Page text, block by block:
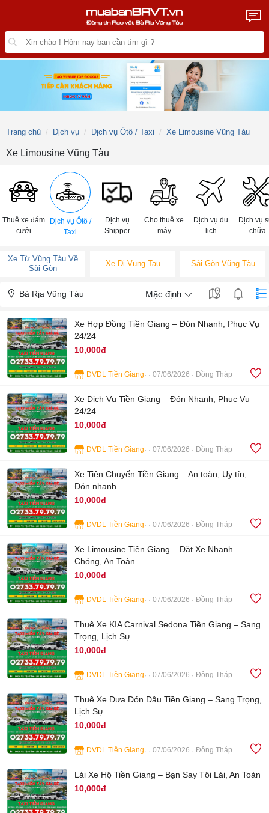
Trang chủ Dịch vụ Dịch vụ Ôtô / Taxi Xe Limousine Vũng Tàu
Xe Limousine Vũng Tàu
Thuê xe đám
cưới
Dịch vụ Ôtô /
Taxi
Dịch vụ
Shipper
Cho thuê xe
máy
Dịch vụ du
lịch
Dịch vụ
chữa
Xe Từ Vũng Tàu Về
Sài Gòn
Xe Di Vung Tau Sài Gòn Vũng Tàu
Bà Rịa Vũng Tàu Mặc định
Xe Hợp Đồng Tiền Giang – Đón Nhanh, Phục Vụ
24/24
10,000đ
DVDL Tiền Giang 07/06/2026 Đồng Tháp
Xe Dịch Vụ Tiền Giang – Đón Nhanh, Phục Vụ
24/24
10,000đ
DVDL Tiền Giang 07/06/2026 Đồng Tháp
Xe Tiện Chuyến Tiền Giang – An toàn, Uy tín,
Đón nhanh
10,000đ
DVDL Tiền Giang 07/06/2026 Đồng Tháp
Xe Limousine Tiền Giang – Đặt Xe Nhanh
Chóng, An Toàn
10,000đ
DVDL Tiền Giang 07/06/2026 Đồng Tháp
Thuê Xe KIA Carnival Sedona Tiền Giang – Sang
Trọng, Lịch Sự
10,000đ
DVDL Tiền Giang 07/06/2026 Đồng Tháp
Thuê Xe Đưa Đón Dâu Tiền Giang – Sang Trọng,
Lịch Sự
10,000đ
DVDL Tiền Giang 07/06/2026 Đồng Tháp
Lái Xe Hộ Tiền Giang – Bạn Say Tôi Lái, An Toàn
10,000đ